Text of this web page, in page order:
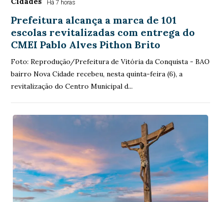
Há 7 horas
Prefeitura alcança a marca de 101
escolas revitalizadas com entrega do
CMEI Pablo Alves Pithon Brito
Foto: Reprodução/Prefeitura de Vitória da Conquista - BAO
bairro Nova Cidade recebeu, nesta quinta-feira (6), a
revitalização do Centro Municipal d...